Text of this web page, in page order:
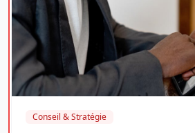
Conseil & Stratégie